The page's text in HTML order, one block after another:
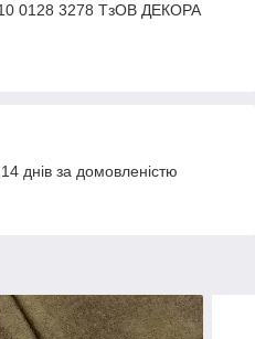
0128 3278 ТзОВ ДЕКОРА
днів за домовленістю